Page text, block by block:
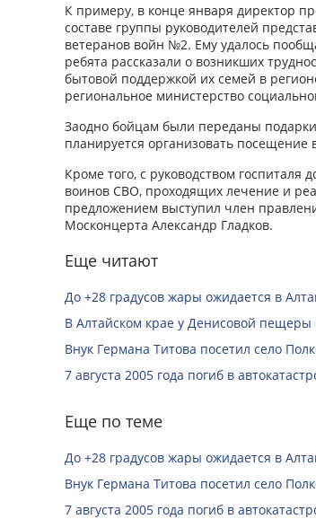
К примеру, в конце января директор
составе группы руководителей
ветеранов войн №2. Ему удалось
ребята рассказали о возникших
бытовой поддержкой их семей в
региональное министерство
Заодно бойцам были переданы
планируется организовать посещение
Кроме того, с руководством госпиталя
воинов СВО, проходящих лечение и
предложением выступил член
Москонцерта Александр Гладков.
Еще читают
До +28 градусов жары ожидается в
В Алтайском крае у Денисовой
Внук Германа Титова посетил село
7 августа 2005 года погиб в
Еще по теме
До +28 градусов жары ожидается в
Внук Германа Титова посетил село
7 августа 2005 года погиб в